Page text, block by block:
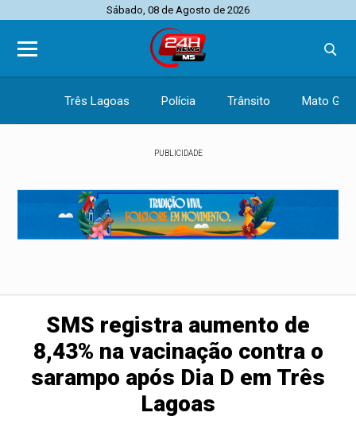
Sábado, 08 de Agosto de 2026
Três Lagoas Polícia Trânsito Mato
PUBLICIDADE
SMS registra aumento de
8,43% na vacinação contra o
sarampo após Dia D em Três
Lagoas